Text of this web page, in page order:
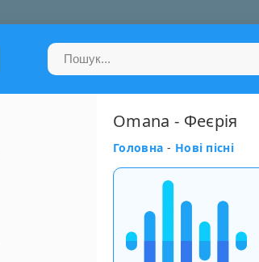
Omana - Феєрія
Головна - Нові пісні